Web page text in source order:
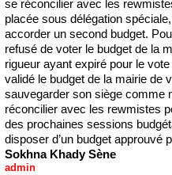
se réconcilier avec les
placée sous délégation
accorder un second budget.
refusé de voter le budget de la
rigueur ayant expiré pour le
validé le budget de la mairie de
sauvegarder son siège comme
réconcilier avec les rewmistes
des prochaines sessions
disposer d’un budget approuvé
Sokhna Khady Sène
admin